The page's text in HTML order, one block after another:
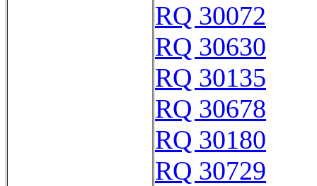
RQ 30072
RQ 30630
RQ 30135
RQ 30678
RQ 30180
RQ 30729